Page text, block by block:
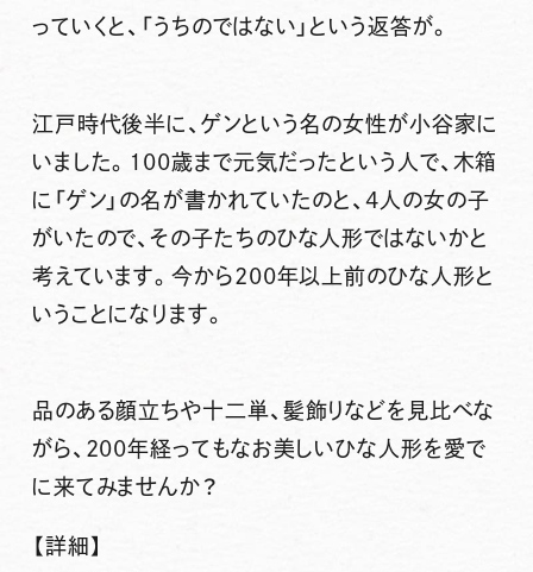
っていくと、「うちのではない」という返答が。
江戸時代後半に、ゲンという名の女性が小谷家に
いました。100歳まで元気だったという人で、木箱
に「ゲン」の名が書かれていたのと、4人の女の子
がいたので、その子たちのひな人形ではないかと
考えています。今から200年以上前のひな人形と
いうことになります。
品のある顔立ちや十二単、髪飾りなどを見比べな
がら、200年経ってもなお美しいひな人形を愛で
に来てみませんか？
【詳細】